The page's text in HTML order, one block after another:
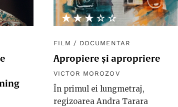
★★★★★
☆☆☆☆☆
FILM / DOCUMENTAR
Apropiere și apropriere
VICTOR MOROZOV
În primul ei lungmetraj,
regizoarea Andra Tarara